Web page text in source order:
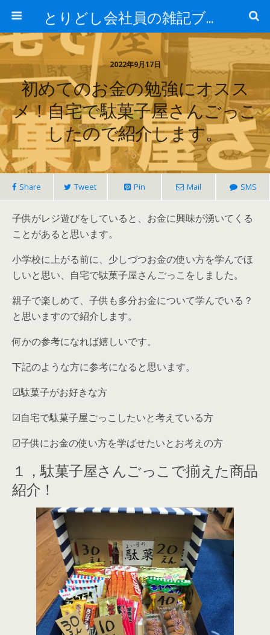
とりどし会社員の雑記ブログ
2022年9月17日
初めてのお金の勉強にオスス
メ！自宅で駄菓子屋さんごっこ
したので紹介します。
Share Tweet Pin Mail SMS
子供がレジ遊びをしていると、お金に興味が湧いてくる
ことがあると思います。
小学校に上がる前に、少しづつお金の使い方を学んでほ
しいと思い、自宅で駄菓子屋さんごっこをしました。
親子で楽しめて、子供も多分お金について学んでいる？
と思いますので紹介します。
何かの参考になれば嬉しいです。
下記のような方に参考になると思います。
☑︎駄菓子がお好きな方
☑自宅で駄菓子屋ごっこしたいと考えている方
☑子供にお金の使い方を学ばせたいとお考えの方
１，駄菓子屋さんごっこで揃えた商品
紹介！